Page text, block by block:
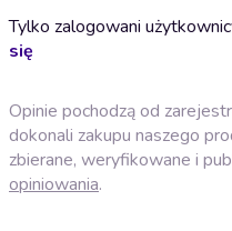
Tylko zalogowani
się
Opinie pochodzą od
dokonali zakupu naszego
zbierane, weryfikowane i
opiniowania.